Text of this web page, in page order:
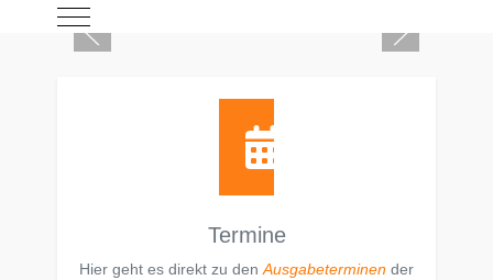
Mobile Menu Toggle
Termine
Hier geht es direkt zu den Ausgabeterminen der